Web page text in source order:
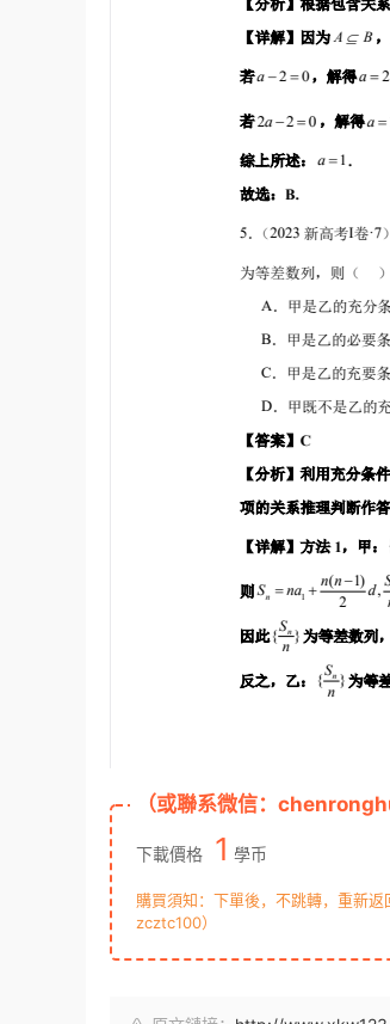
（或聯系微信：
下載價格 1 學币
購買須知：下單後，不跳轉，重新
zcztc100）